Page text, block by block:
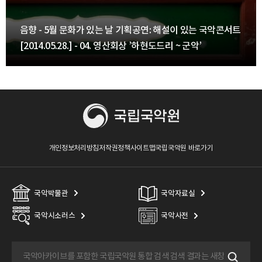
음향 - 5월 문화가 있는 날 기획공연: 해설이 있는 국악콘서트
[2014.05.28.] - 04. 영산회상 ’하현도드리 ~ 군악’
개인정보처리방침저작권정책사이트맵국립국악원 바로가기
국악박물관 국악자료실
국악시소러스 국악사전